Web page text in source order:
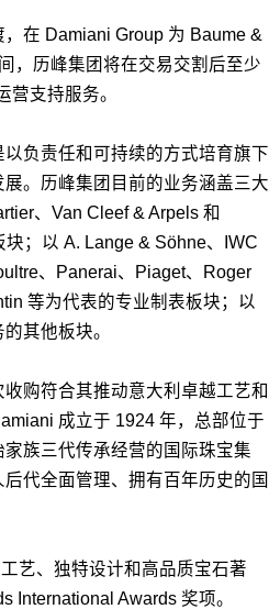
在 Damiani Group 为 Baume &
，历峰集团将在交易交割后至少
营支持服务。
负责任和可持续的方式培育旗下
。历峰集团目前的业务涵盖三大
、Van Cleef & Arpels 和
；以 A. Lange & Söhne、IWC
、Panerai、Piaget、Roger
等为代表的专业制表板块；以
其他板块。
购符合其推动意大利卓越工艺和
成立于 1924 年，总部位于
族三代传承经营的国际珠宝集
代全面管理、拥有百年历史的国
艺、独特设计和高品质宝石著
International Awards 奖项。